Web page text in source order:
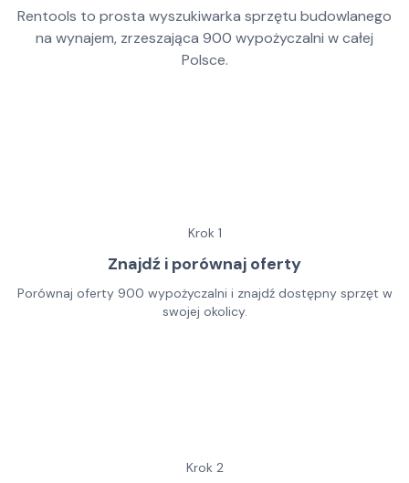
Rentools to prosta wyszukiwarka sprzętu budowlanego
na wynajem, zrzeszająca 900 wypożyczalni w całej
Polsce.
Krok 1
Znajdź i porównaj oferty
Porównaj oferty 900 wypożyczalni i znajdź dostępny sprzęt w
swojej okolicy.
Krok 2